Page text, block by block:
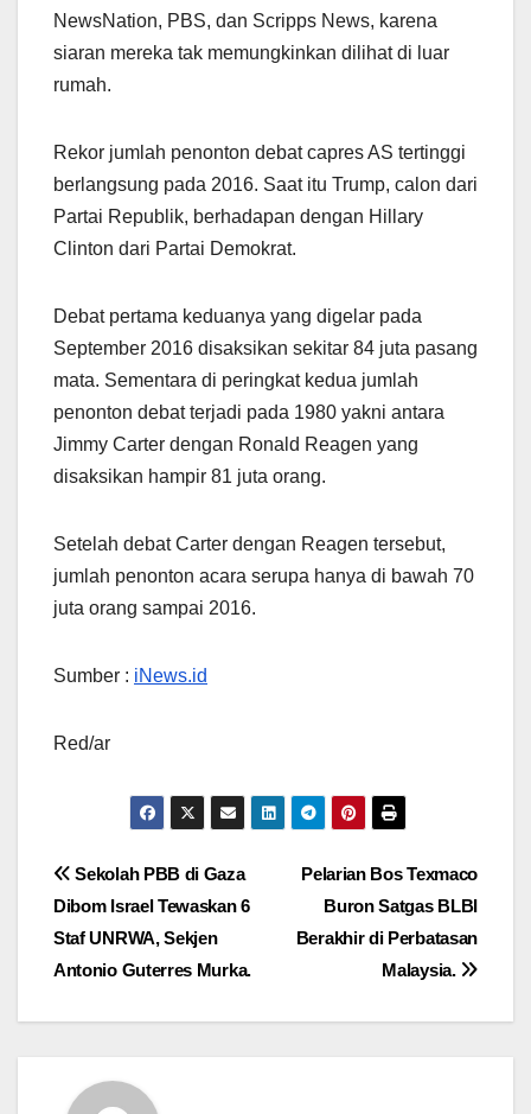
NewsNation, PBS, dan Scripps News, karena
siaran mereka tak memungkinkan dilihat di luar
rumah.
Rekor jumlah penonton debat capres AS tertinggi
berlangsung pada 2016. Saat itu Trump, calon dari
Partai Republik, berhadapan dengan Hillary
Clinton dari Partai Demokrat.
Debat pertama keduanya yang digelar pada
September 2016 disaksikan sekitar 84 juta pasang
mata. Sementara di peringkat kedua jumlah
penonton debat terjadi pada 1980 yakni antara
Jimmy Carter dengan Ronald Reagen yang
disaksikan hampir 81 juta orang.
Setelah debat Carter dengan Reagen tersebut,
jumlah penonton acara serupa hanya di bawah 70
juta orang sampai 2016.
Sumber : iNews.id
Red/ar
Navigasi
pos
Pelarian Bos Texmaco
Buron Satgas BLBI
Berakhir di Perbatasan
Malaysia.
Sekolah PBB di Gaza
Dibom Israel Tewaskan 6
Staf UNRWA, Sekjen
Antonio Guterres Murka.